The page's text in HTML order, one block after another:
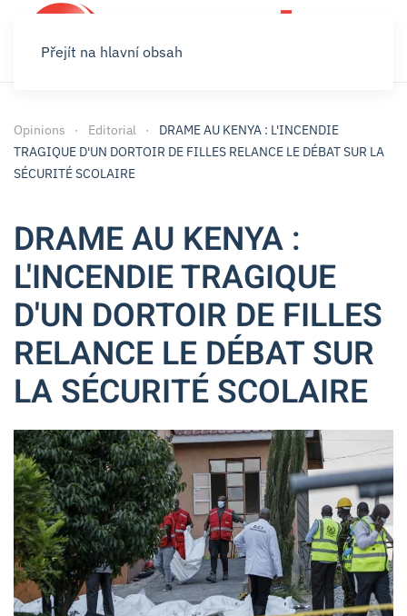
Přejít na hlavní obsah
Opinions Editorial
DRAME AU KENYA : L'INCENDIE
TRAGIQUE D'UN DORTOIR DE FILLES RELANCE LE DÉBAT SUR LA
SÉCURITÉ SCOLAIRE
DRAME AU KENYA :
L'INCENDIE TRAGIQUE
D'UN DORTOIR DE FILLES
RELANCE LE DÉBAT SUR
LA SÉCURITÉ SCOLAIRE